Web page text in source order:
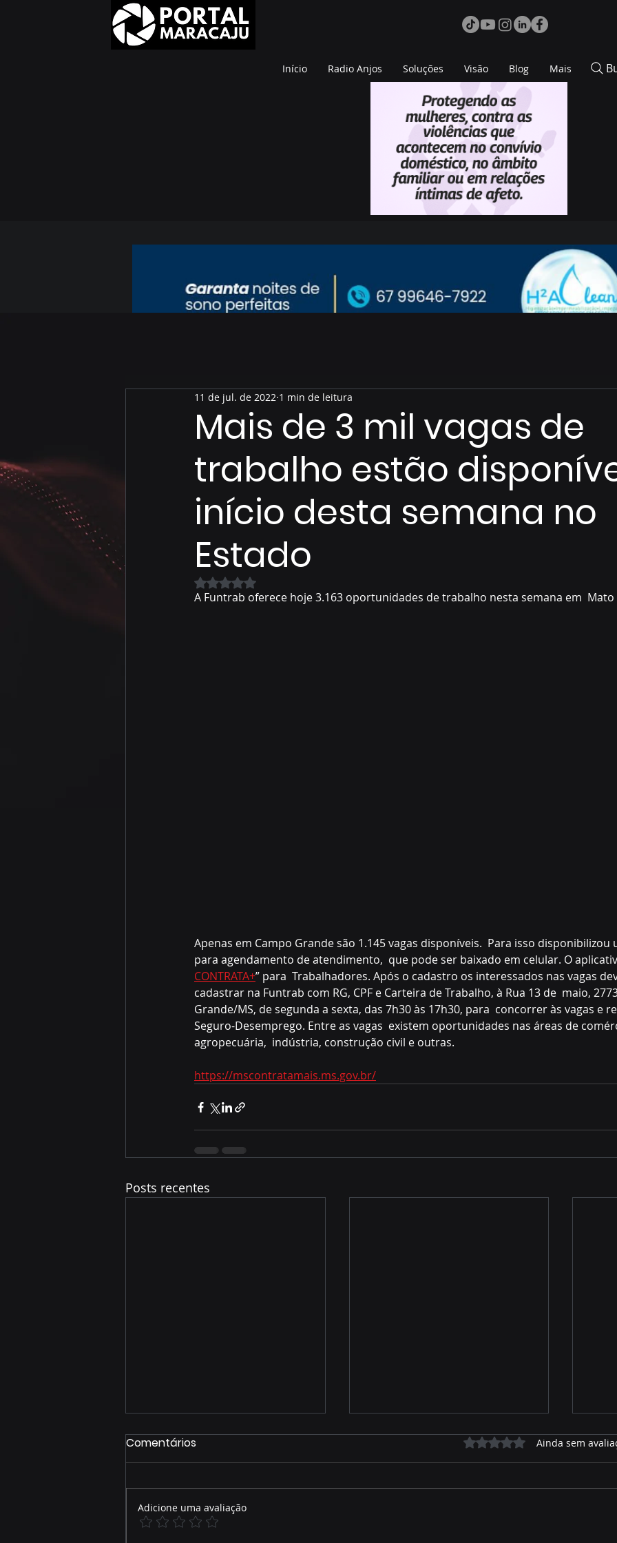
Início Radio Anjos Soluções Visão Blog Mais
Mais de 3 mil vagas de
trabalho estão
início desta semana no
Estado
11 de jul. de 2022 1 min de leitura
Avaliado com NaN de 5 estrelas.
A Funtrab oferece hoje 3.163 oportunidades de trabalho nesta semana em
Apenas em Campo Grande são 1.145 vagas disponíveis.  Para isso
para agendamento de atendimento,  que pode ser baixado em celular. O
CONTRATA+” para  Trabalhadores. Após o cadastro os interessados nas vagas
cadastrar na Funtrab com RG, CPF e Carteira de Trabalho, à Rua 13 de  maio,
Grande/MS, de segunda a sexta, das 7h30 às 17h30, para  concorrer às vagas e
Seguro-Desemprego. Entre as vagas  existem oportunidades nas áreas de
agropecuária,  indústria, construção civil e outras.
https://mscontratamais.ms.gov.br/
Posts recentes
Comentários Avaliado com 0 de 5 estrelas.
Ainda sem
Adicione uma avaliação